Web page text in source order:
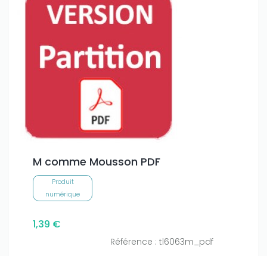
M comme Mousson PDF
Produit
numérique
1,39 €
Référence : tl6063m_pdf